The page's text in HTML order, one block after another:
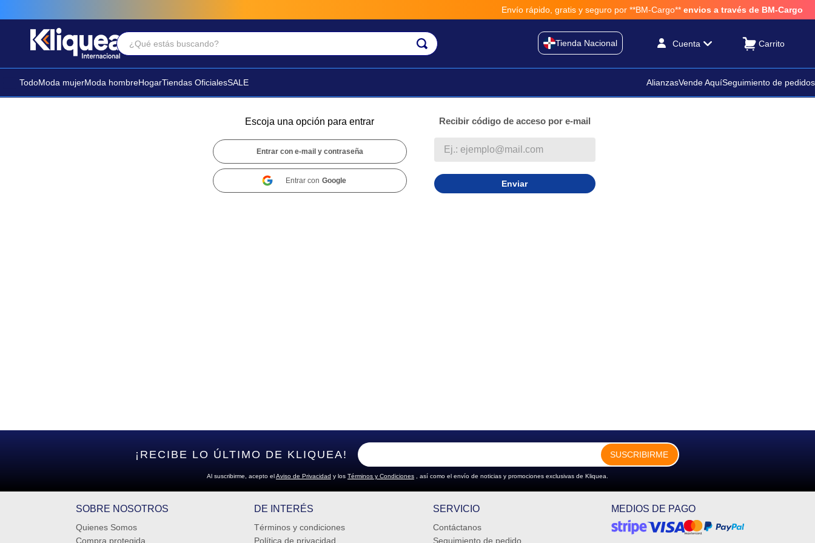
Envío rápido, gratis y seguro por **BM-Cargo** envios a través de BM-Cargo
¿Qué estás buscando?
Tienda Nacional Cuenta
TodoModa mujerModa hombreHogarTiendas OficialesSALE AlianzasVende AquíSeguimiento de pedidos
Escoja una opción para entrar
Entrar con e-mail y contraseña
Entrar con Google
Recibir código de acceso por e-mail
Enviar
¡RECIBE LO ÚLTIMO DE KLIQUEA! SUSCRIBIRME
Al suscribirme, acepto elAviso de Privacidad y los Términos y Condiciones , así como el envío de noticias y promociones exclusivas de Kliquea.
SOBRE NOSOTROS
Quienes Somos
Compra protegida
DE INTERÉS
Términos y condiciones
Política de privacidad
SERVICIO
Contáctanos
Seguimiento de pedido
MEDIOS DE PAGO
Términos Más Buscados
2. futbol